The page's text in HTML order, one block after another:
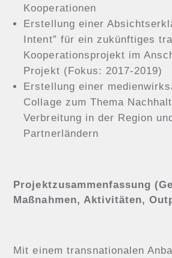
Kooperationen
Erstellung einer
Intent” für ein zukünftiges
Kooperationsprojekt im
Projekt (Fokus: 2017-2019)
Erstellung einer
Collage zum Thema
Verbreitung in der Region
Partnerländern
Projektzusammenfassung
Maßnahmen, Aktivitäten,
Mit einem transnationalen